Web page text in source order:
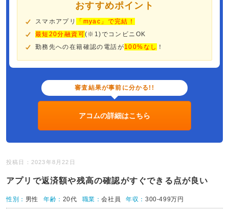
おすすめポイント
スマホアプリ
「myac」で完結！
最短20分融資可(※1)でコンビニOK
勤務先への在籍確認の電話が100%なし ！
審査結果が事前に分かる!!
アコムの詳細はこちら
投稿日：2023年8月22日
アプリで返済額や残高の確認がすぐできる点が良い
性別： 男性 年齢： 20代 職業：会社員 年収：300-499万円